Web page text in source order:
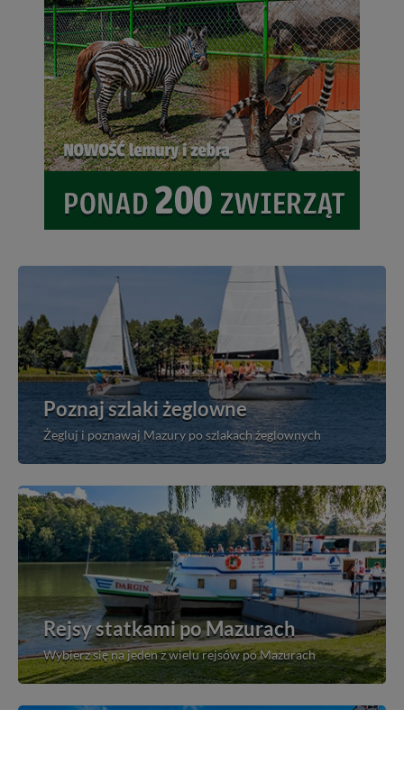
Poznaj szlaki żeglowne
Żegluj i poznawaj Mazury po szlakach żeglownych
Rejsy statkami po Mazurach
Wybierz się na jeden z wielu rejsów po Mazurach